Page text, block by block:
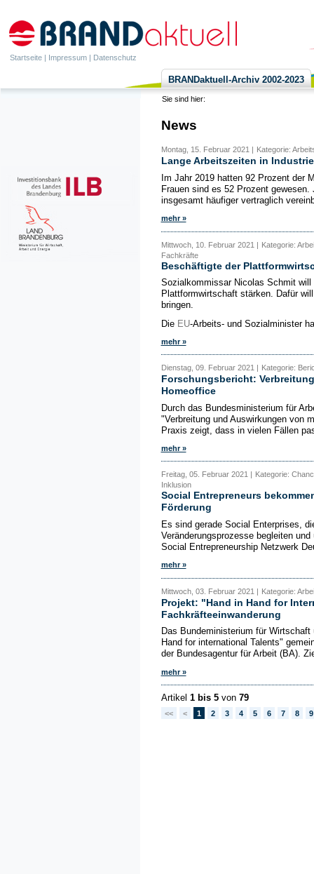
Startseite | Impressum | Datenschutz
BRANDaktuell-Archiv 2002-2023
Sie sind hier:
News
Montag, 15. Februar 2021 | Kategorie:
Lange Arbeitszeiten in
Im Jahr 2019 hatten 92 Prozent der
Frauen sind es 52 Prozent
insgesamt häufiger vertraglich
mehr »
Mittwoch, 10. Februar 2021 | Kategorie:
Fachkräfte
Beschäftigte der
Sozialkommissar Nicolas Schmit
Plattformwirtschaft stärken. Dafür
bringen.
Die EU-Arbeits- und Sozialminister
mehr »
Dienstag, 09. Februar 2021 | Kategorie:
Forschungsbericht:
Homeoffice
Durch das Bundesministerium für
"Verbreitung und Auswirkungen von
Praxis zeigt, dass in vielen Fällen
mehr »
Freitag, 05. Februar 2021 |
Kategorie:
Inklusion
Social Entrepreneurs
Förderung
Es sind gerade Social Enterprises,
Veränderungsprozesse begleiten
Social Entrepreneurship Netzwerk
mehr »
Mittwoch, 03. Februar 2021 | Kategorie:
Projekt: "Hand in Hand for
Fachkräfteeinwanderung
Das Bundeministerium für
Hand for international Talents"
der Bundesagentur für Arbeit (BA).
mehr »
Artikel 1 bis 5von 79
<< < 1 2 3 4 5 6 7 8 9